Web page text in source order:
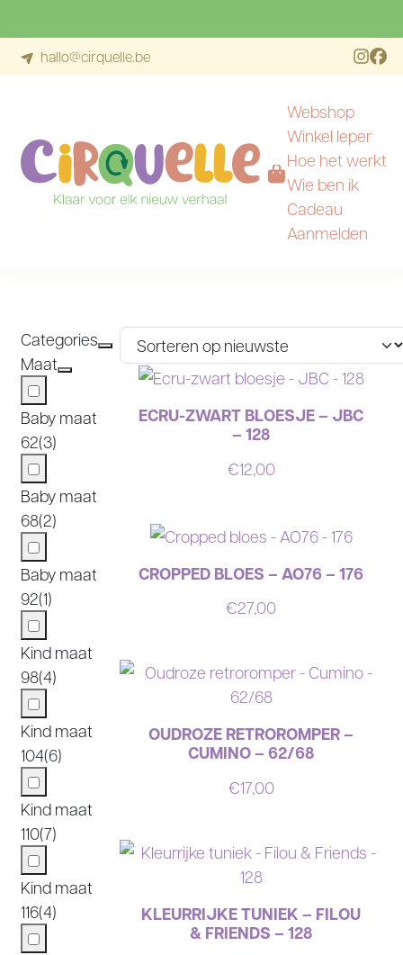
Ga naar de inhoud
hallo@cirquelle.be
Webshop
Winkel Ieper
Hoe het werkt
Wie ben ik
Cadeau
Aanmelden
BLOESJES
Categories
Maat
Baby maat
62(3)
Baby maat
68(2)
Baby maat
92(1)
Kind maat
98(4)
Kind maat
104(6)
Kind maat
110(7)
Kind maat
116(4)
ECRU-ZWART BLOESJE – JBC
– 128
€12,00
CROPPED BLOES – AO76 – 176
€27,00
OUDROZE RETROROMPER –
CUMINO – 62/68
€17,00
KLEURRIJKE TUNIEK – FILOU
& FRIENDS – 128